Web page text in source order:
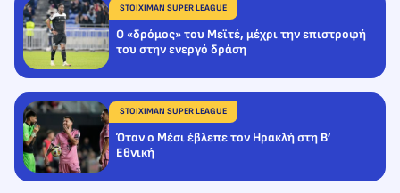
STOIXIMAN SUPER LEAGUE
O «δρόμος» του Μεϊτέ, μέχρι την επιστροφή
του στην ενεργό δράση
STOIXIMAN SUPER LEAGUE
Όταν ο Μέσι έβλεπε τον Ηρακλή στη Β’
Εθνική